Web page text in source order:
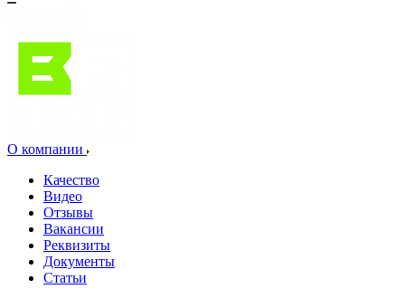
О компании
Качество
Видео
Отзывы
Вакансии
Реквизиты
Документы
Статьи